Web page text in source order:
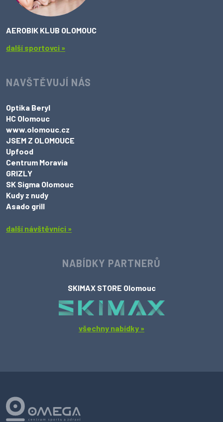
AEROBIK KLUB OLOMOUC
další sportovci »
NAVŠTĚVUJÍ NÁS
Optika Beryl
HC Olomouc
www.olomouc.cz
JSEM Z OLOMOUCE
Upfood
Centrum Moravia
GRIZLY
SK Sigma Olomouc
Kudy z nudy
Asado grill
další návštěvníci »
NABÍDKY PARTNERŮ
SKIMAX STORE Olomouc
všechny nabídky »